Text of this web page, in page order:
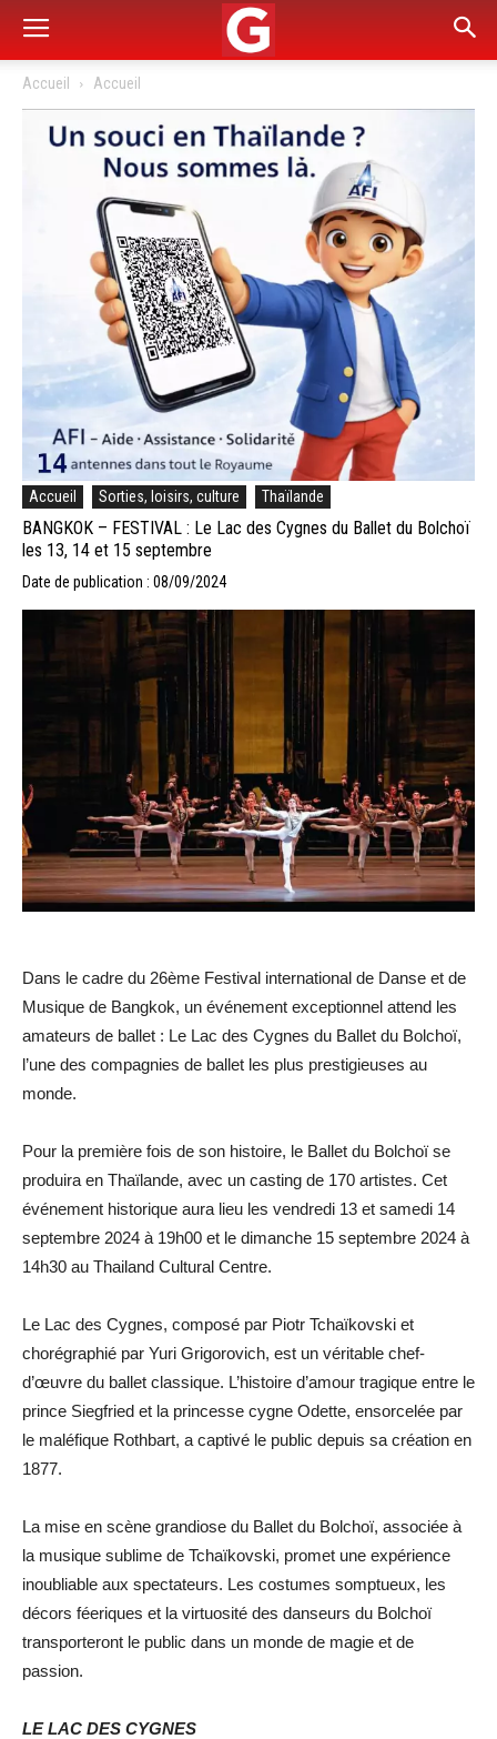
Accueil Accueil
Accueil Sorties, loisirs, culture Thaïlande
BANGKOK – FESTIVAL : Le Lac des Cygnes du Ballet du Bolchoï
les 13, 14 et 15 septembre
Date de publication : 08/09/2024
Dans le cadre du 26ème Festival international de Danse et de
Musique de Bangkok, un événement exceptionnel attend les
amateurs de ballet : Le Lac des Cygnes du Ballet du Bolchoï,
l’une des compagnies de ballet les plus prestigieuses au
monde.
Pour la première fois de son histoire, le Ballet du Bolchoï se
produira en Thaïlande, avec un casting de 170 artistes. Cet
événement historique aura lieu les vendredi 13 et samedi 14
septembre 2024 à 19h00 et le dimanche 15 septembre 2024 à
14h30 au Thailand Cultural Centre.
Le Lac des Cygnes, composé par Piotr Tchaïkovski et
chorégraphié par Yuri Grigorovich, est un véritable chef-
d’œuvre du ballet classique. L’histoire d’amour tragique entre le
prince Siegfried et la princesse cygne Odette, ensorcelée par
le maléfique Rothbart, a captivé le public depuis sa création en
1877.
La mise en scène grandiose du Ballet du Bolchoï, associée à
la musique sublime de Tchaïkovski, promet une expérience
inoubliable aux spectateurs. Les costumes somptueux, les
décors féeriques et la virtuosité des danseurs du Bolchoï
transporteront le public dans un monde de magie et de
passion.
LE LAC DES CYGNES